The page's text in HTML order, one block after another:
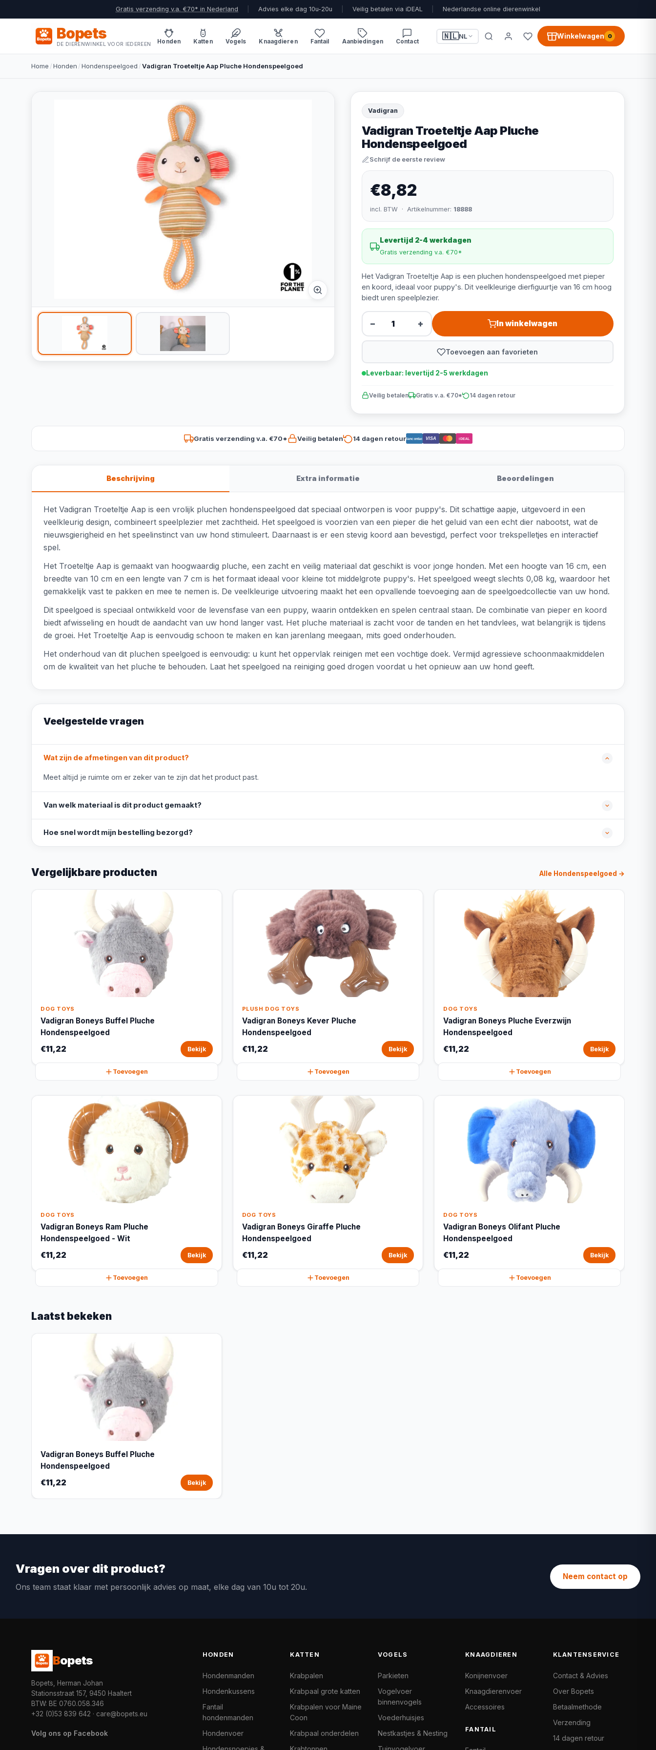
Gratis verzending v.a. €70* in Nederland Advies elke dag 10u-20u Veilig betalen via iDEAL Nederlandse online dierenwinkel
Bopets
DE DIERENWINKEL VOOR IEDEREEN Honden Katten Vogels Knaagdieren Fantail Aanbiedingen Contact
🇳🇱NL Winkelwagen 0
Home /Honden /Hondenspeelgoed /Vadigran Troeteltje Aap Pluche Hondenspeelgoed
Vadigran
Vadigran Troeteltje Aap Pluche
Hondenspeelgoed
Schrijf de eerste review
€8,82
incl. BTW · Artikelnummer: 18888
Levertijd 2-4 werkdagen
Gratis verzending v.a. €70*
Het Vadigran Troeteltje Aap is een pluchen hondenspeelgoed met pieper
en koord, ideaal voor puppy's. Dit veelkleurige dierfiguurtje van 16 cm hoog
biedt uren speelplezier.
− + In winkelwagen
Toevoegen aan favorieten
Leverbaar: levertijd 2-5 werkdagen
Veilig betalen Gratis v.a. €70* 14 dagen retour
Gratis verzending v.a. €70* Veilig betalen 14 dagen retourBancontact VISA iDEAL
Beschrijving Extra informatie Beoordelingen
Het Vadigran Troeteltje Aap is een vrolijk pluchen hondenspeelgoed dat speciaal ontworpen is voor puppy's. Dit schattige aapje, uitgevoerd in een
veelkleurig design, combineert speelplezier met zachtheid. Het speelgoed is voorzien van een pieper die het geluid van een echt dier nabootst, wat de
nieuwsgierigheid en het speelinstinct van uw hond stimuleert. Daarnaast is er een stevig koord aan bevestigd, perfect voor trekspelletjes en interactief
spel.
Het Troeteltje Aap is gemaakt van hoogwaardig pluche, een zacht en veilig materiaal dat geschikt is voor jonge honden. Met een hoogte van 16 cm, een
breedte van 10 cm en een lengte van 7 cm is het formaat ideaal voor kleine tot middelgrote puppy's. Het speelgoed weegt slechts 0,08 kg, waardoor het
gemakkelijk vast te pakken en mee te nemen is. De veelkleurige uitvoering maakt het een opvallende toevoeging aan de speelgoedcollectie van uw hond.
Dit speelgoed is speciaal ontwikkeld voor de levensfase van een puppy, waarin ontdekken en spelen centraal staan. De combinatie van pieper en koord
biedt afwisseling en houdt de aandacht van uw hond langer vast. Het pluche materiaal is zacht voor de tanden en het tandvlees, wat belangrijk is tijdens
de groei. Het Troeteltje Aap is eenvoudig schoon te maken en kan jarenlang meegaan, mits goed onderhouden.
Het onderhoud van dit pluchen speelgoed is eenvoudig: u kunt het oppervlak reinigen met een vochtige doek. Vermijd agressieve schoonmaakmiddelen
om de kwaliteit van het pluche te behouden. Laat het speelgoed na reiniging goed drogen voordat u het opnieuw aan uw hond geeft.
Veelgestelde vragen
Wat zijn de afmetingen van dit product?
Meet altijd je ruimte om er zeker van te zijn dat het product past.
Van welk materiaal is dit product gemaakt?
Hoe snel wordt mijn bestelling bezorgd?
Vergelijkbare producten Alle Hondenspeelgoed →
DOG TOYS
Vadigran Boneys Buffel Pluche
Hondenspeelgoed
€11,22 Bekijk
Toevoegen
PLUSH DOG TOYS
Vadigran Boneys Kever Pluche
Hondenspeelgoed
€11,22 Bekijk
Toevoegen
DOG TOYS
Vadigran Boneys Pluche Everzwijn
Hondenspeelgoed
€11,22 Bekijk
Toevoegen
DOG TOYS
Vadigran Boneys Ram Pluche
Hondenspeelgoed - Wit
€11,22 Bekijk
Toevoegen
DOG TOYS
Vadigran Boneys Giraffe Pluche
Hondenspeelgoed
€11,22 Bekijk
Toevoegen
DOG TOYS
Vadigran Boneys Olifant Pluche
Hondenspeelgoed
€11,22 Bekijk
Toevoegen
Laatst bekeken
Vadigran Boneys Buffel Pluche
Hondenspeelgoed
€11,22 Bekijk
Vragen over dit product?
Ons team staat klaar met persoonlijk advies op maat, elke dag van 10u tot 20u.
Neem contact op
Bopets
Bopets, Herman Johan
Stationsstraat 157, 9450 Haaltert
BTW: BE 0760.058.346
+32 (0)53 839 642 · care@bopets.eu
Volg ons op Facebook
HONDEN
Hondenmanden
Hondenkussens
Fantail
hondenmanden
Hondenvoer
KATTEN
Krabpalen
Krabpaal grote katten
Krabpalen voor Maine
Coon
Krabpaal onderdelen
VOGELS
Parkieten
Vogelvoer
binnenvogels
Voederhuisjes
Nestkastjes & Nesting
KNAAGDIEREN
Konijnenvoer
Knaagdierenvoer
Accessoires
FANTAIL
KLANTENSERVICE
Contact & Advies
Over Bopets
Betaalmethode
Verzending
14 dagen retour